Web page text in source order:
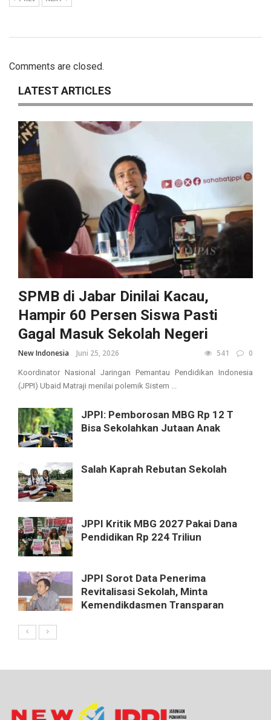
Comments are closed.
LATEST ARTICLES
SPMB di Jabar Dinilai Kacau,
Hampir 60 Persen Siswa Pasti
Gagal Masuk Sekolah Negeri
New Indonesia Juni 25, 2026 541 0
Koordinator Nasional Jaringan Pemantau Pendidikan Indonesia
(JPPI) Ubaid Matraji menilai polemik Sistem ...
JPPI: Pemborosan MBG Rp 12 T
Bisa Sekolahkan Jutaan Anak
Salah Kaprah Rebutan Sekolah
JPPI Kritik MBG 2027 Pakai Dana
Pendidikan Rp 224 Triliun
JPPI Sorot Data Penerima
Revitalisasi Sekolah, Minta
Kemendikdasmen Transparan